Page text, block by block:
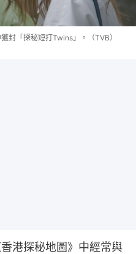
封「探秘短打Twins」。（TVB）
港探秘地圖》中經常與